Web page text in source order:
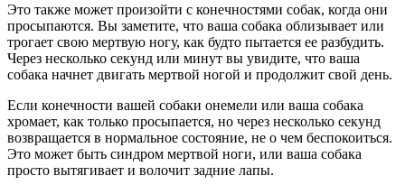
Это также может произойти с конечностями собак, когда они
просыпаются. Вы заметите, что ваша собака облизывает или
трогает свою мертвую ногу, как будто пытается ее разбудить.
Через несколько секунд или минут вы увидите, что ваша
собака начнет двигать мертвой ногой и продолжит свой день.
Если конечности вашей собаки онемели или ваша собака
хромает, как только просыпается, но через несколько секунд
возвращается в нормальное состояние, не о чем беспокоиться.
Это может быть синдром мертвой ноги, или ваша собака
просто вытягивает и волочит задние лапы.